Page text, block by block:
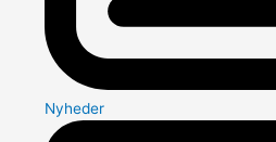
Nyheder